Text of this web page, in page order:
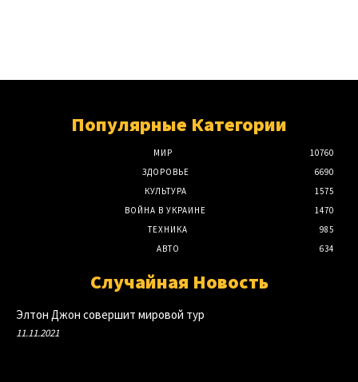
Популярные Категории
МИР
10760
ЗДОРОВЬЕ
6690
КУЛЬТУРА
1575
ВОЙНА В УКРАИНЕ
1470
ТЕХНИКА
985
АВТО
634
Случайная Новость
Элтон Джон совершит мировой тур
11.11.2021